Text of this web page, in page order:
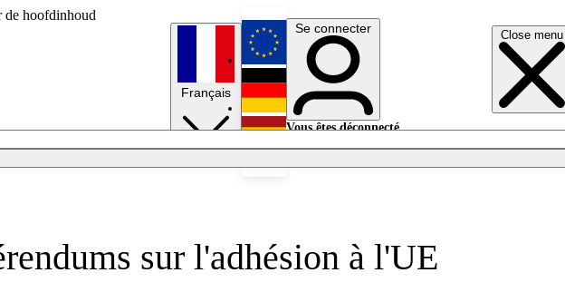
de hoofdinhoud
Close menu
Français
English
Deutsch
Se connecter
Vous êtes déconnecté.
sur l'adhésion à l'UE